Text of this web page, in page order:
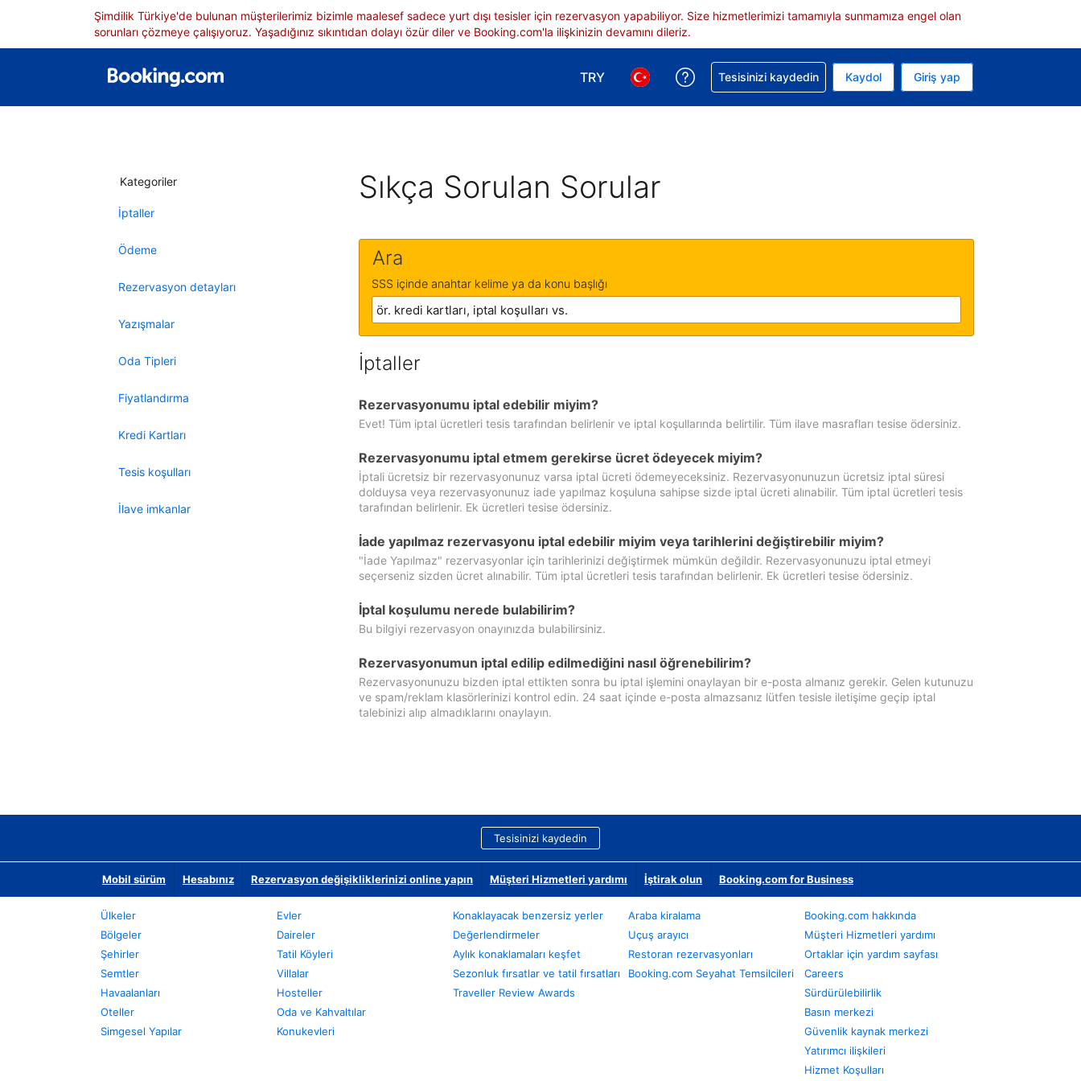
Şimdilik Türkiye'de bulunan müşterilerimiz bizimle maalesef sadece yurt dışı tesisler için rezervasyon yapabiliyor. Size hizmetlerimizi tamamıyla sunmamıza engel olan
sorunları çözmeye çalışıyoruz. Yaşadığınız sıkıntıdan dolayı özür diler ve Booking.com'la ilişkinizin devamını dileriz.
TRY
Para birimi seçimi yap. Mevcut para biriminiz Türk lirası
Dil seçimi yap. Mevcut diliniz Türkçe
Rezervasyonunuzla ilgili yardım alın
Tesisinizi kaydedin Kaydol Giriş yap
Kategoriler
İptaller
Ödeme
Rezervasyon detayları
Yazışmalar
Oda Tipleri
Fiyatlandırma
Kredi Kartları
Tesis koşulları
İlave imkanlar
Sıkça Sorulan Sorular
Ara
SSS içinde anahtar kelime ya da konu başlığı
İptaller
Rezervasyonumu iptal edebilir miyim?
Evet! Tüm iptal ücretleri tesis tarafından belirlenir ve iptal koşullarında belirtilir. Tüm ilave masrafları tesise ödersiniz.
Rezervasyonumu iptal etmem gerekirse ücret ödeyecek miyim?
İptali ücretsiz bir rezervasyonunuz varsa iptal ücreti ödemeyeceksiniz. Rezervasyonunuzun ücretsiz iptal süresi
dolduysa veya rezervasyonunuz iade yapılmaz koşuluna sahipse sizde iptal ücreti alınabilir. Tüm iptal ücretleri tesis
tarafından belirlenir. Ek ücretleri tesise ödersiniz.
İade yapılmaz rezervasyonu iptal edebilir miyim veya tarihlerini değiştirebilir miyim?
"İade Yapılmaz" rezervasyonlar için tarihlerinizi değiştirmek mümkün değildir. Rezervasyonunuzu iptal etmeyi
seçerseniz sizden ücret alınabilir. Tüm iptal ücretleri tesis tarafından belirlenir. Ek ücretleri tesise ödersiniz.
İptal koşulumu nerede bulabilirim?
Bu bilgiyi rezervasyon onayınızda bulabilirsiniz.
Rezervasyonumun iptal edilip edilmediğini nasıl öğrenebilirim?
Rezervasyonunuzu bizden iptal ettikten sonra bu iptal işlemini onaylayan bir e-posta almanız gerekir. Gelen kutunuzu
ve spam/reklam klasörlerinizi kontrol edin. 24 saat içinde e-posta almazsanız lütfen tesisle iletişime geçip iptal
talebinizi alıp almadıklarını onaylayın.
Tesisinizi kaydedin
Mobil sürüm Hesabınız Rezervasyon değişikliklerinizi online yapın Müşteri Hizmetleri yardımı İştirak olun Booking.com for Business
Ülkeler
Bölgeler
Şehirler
Semtler
Havaalanları
Oteller
Simgesel Yapılar
Evler
Daireler
Tatil Köyleri
Villalar
Hosteller
Oda ve Kahvaltılar
Konukevleri
Konaklayacak benzersiz yerler
Değerlendirmeler
Aylık konaklamaları keşfet
Sezonluk fırsatlar ve tatil fırsatları
Traveller Review Awards
Araba kiralama
Uçuş arayıcı
Restoran rezervasyonları
Booking.com Seyahat Temsilcileri
Booking.com hakkında
Müşteri Hizmetleri yardımı
Ortaklar için yardım sayfası
Careers
Sürdürülebilirlik
Basın merkezi
Güvenlik kaynak merkezi
Yatırımcı ilişkileri
Hizmet Koşulları